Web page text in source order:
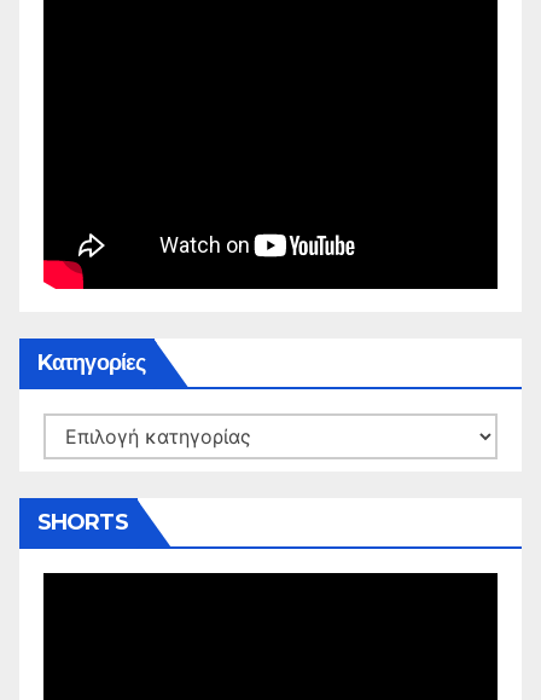
Kατηγορίες
Kατηγορίες
SHORTS